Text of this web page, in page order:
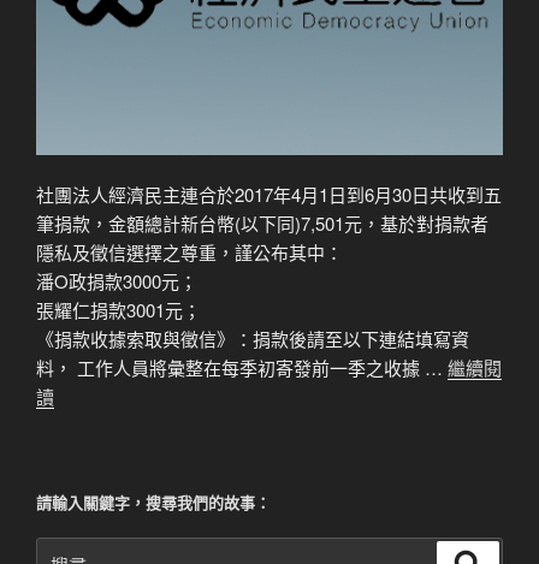
社團法人經濟民主連合於2017年4月1日到6月30日共收到五
筆捐款，金額總計新台幣(以下同)7,501元，基於對捐款者
隱私及徵信選擇之尊重，謹公布其中：
潘O政捐款3000元；
張耀仁捐款3001元；
《捐款收據索取與徵信》：捐款後請至以下連結填寫資
料， 工作人員將彙整在每季初寄發前一季之收據 … 繼續閱
讀
請輸入關鍵字，搜尋我們的故事：